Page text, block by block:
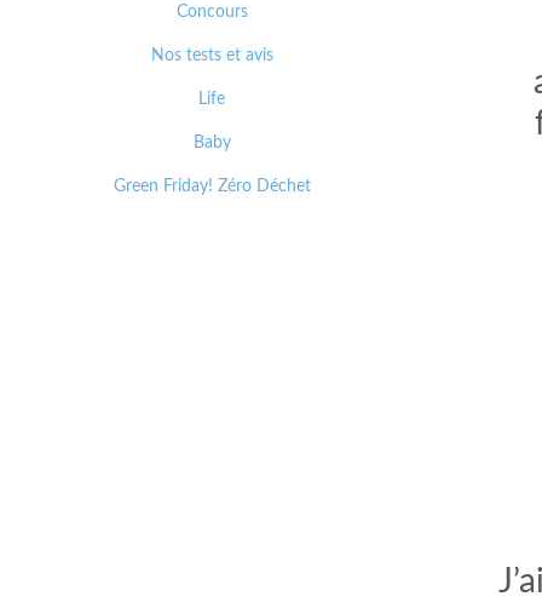
Concours
Nos tests et avis
Life
Baby
Green Friday! Zéro Déchet